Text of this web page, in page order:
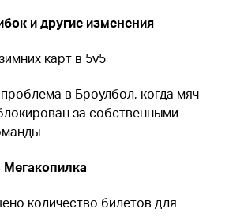
и другие изменения
карт в 5v5
в Броулбол, когда мяч
за собственными
Мегакопилка
количество билетов для